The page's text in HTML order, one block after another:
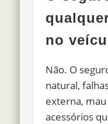
no
Não. O
natural,
externa,
acessórios